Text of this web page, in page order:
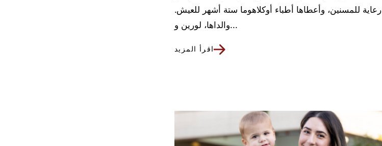
رعاية للمسنين، وأعطاها أطباء أوكلاهوما ستة أشهر للعيش.
والداها، لورين و...
اقرأ المزيد